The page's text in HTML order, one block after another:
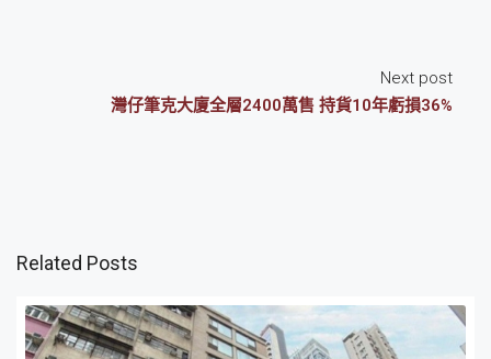
Next post
灣仔筆克大廈全層2400萬售 持貨10年虧損36%
Related Posts